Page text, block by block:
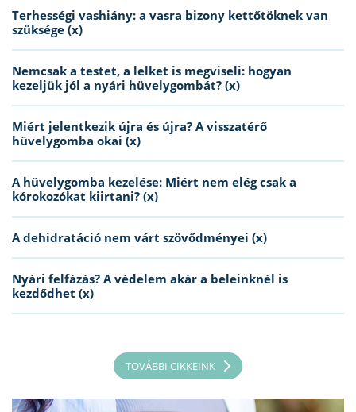
Terhességi vashiány: a vasra bizony kettőtöknek van
szüksége (x)
Nemcsak a testet, a lelket is megviseli: hogyan
kezeljük jól a nyári hüvelygombát? (x)
Miért jelentkezik újra és újra? A visszatérő
hüvelygomba okai (x)
A hüvelygomba kezelése: Miért nem elég csak a
kórokozókat kiirtani? (x)
A dehidratáció nem várt szövődményei (x)
Nyári felfázás? A védelem akár a beleinknél is
kezdődhet (x)
TOVÁBBI CIKKEINK